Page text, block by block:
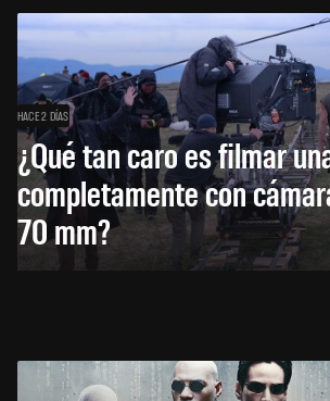
HACE 2 DÍAS
¿Qué tan caro es filmar
completamente con
70 mm?